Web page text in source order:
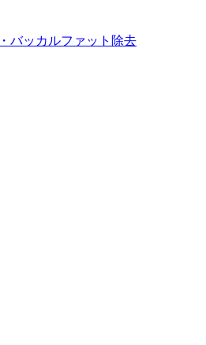
バッカルファット除去